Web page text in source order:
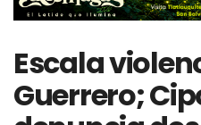
Escala
Guerrero;